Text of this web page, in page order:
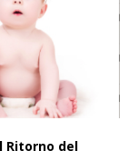
Ritorno del